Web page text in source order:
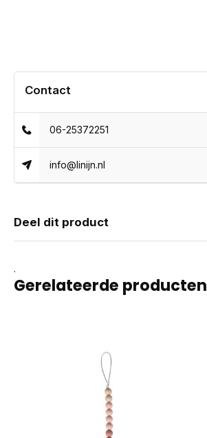
Contact
06-25372251
info@linijn.nl
Deel dit product
.
Gerelateerde producten